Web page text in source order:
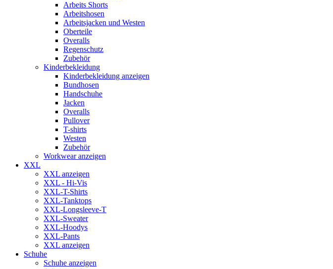
Arbeits Shorts
Arbeitshosen
Arbeitsjacken und Westen
Oberteile
Overalls
Regenschutz
Zubehör
Kinderbekleidung
Kinderbekleidung anzeigen
Bundhosen
Handschuhe
Jacken
Overalls
Pullover
T-shirts
Westen
Zubehör
Workwear anzeigen
XXL
XXL anzeigen
XXL - Hi-Vis
XXL-T-Shirts
XXL-Tanktops
XXL-Longsleeve-T
XXL-Sweater
XXL-Hoodys
XXL-Pants
XXL anzeigen
Schuhe
Schuhe anzeigen